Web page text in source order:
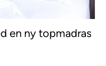
en ny topmadras